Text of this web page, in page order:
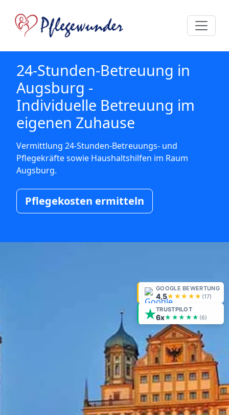
GOOGLE BEWERTUNG
4,5★★★★★ (17)
TRUSTPILOT
6x★★★★★ (6)
24-Stunden-Betreuung in
Augsburg -
Individuelle Betreuung im
eigenen Zuhause
Vermittlung 24-Stunden-Betreuungs- und
Pflegekräfte sowie Haushaltshilfen im Raum
Augsburg.
Pflegekosten ermitteln